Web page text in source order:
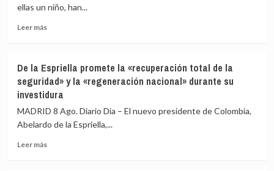
al
del
una
escalada
pide
a
los
que
frenen
ellas un niño, han...
Leer másLeer
menos
tres
muertos,
entre
un
niño,
De la Espriella promete la «recuperación total de la
seguridad» y la «regeneración nacional» durante su
investidura
MADRID 8 Ago. Diario Dia – El nuevo presidente de Colombia,
Abelardo de la Espriella,...
Leer másLeer